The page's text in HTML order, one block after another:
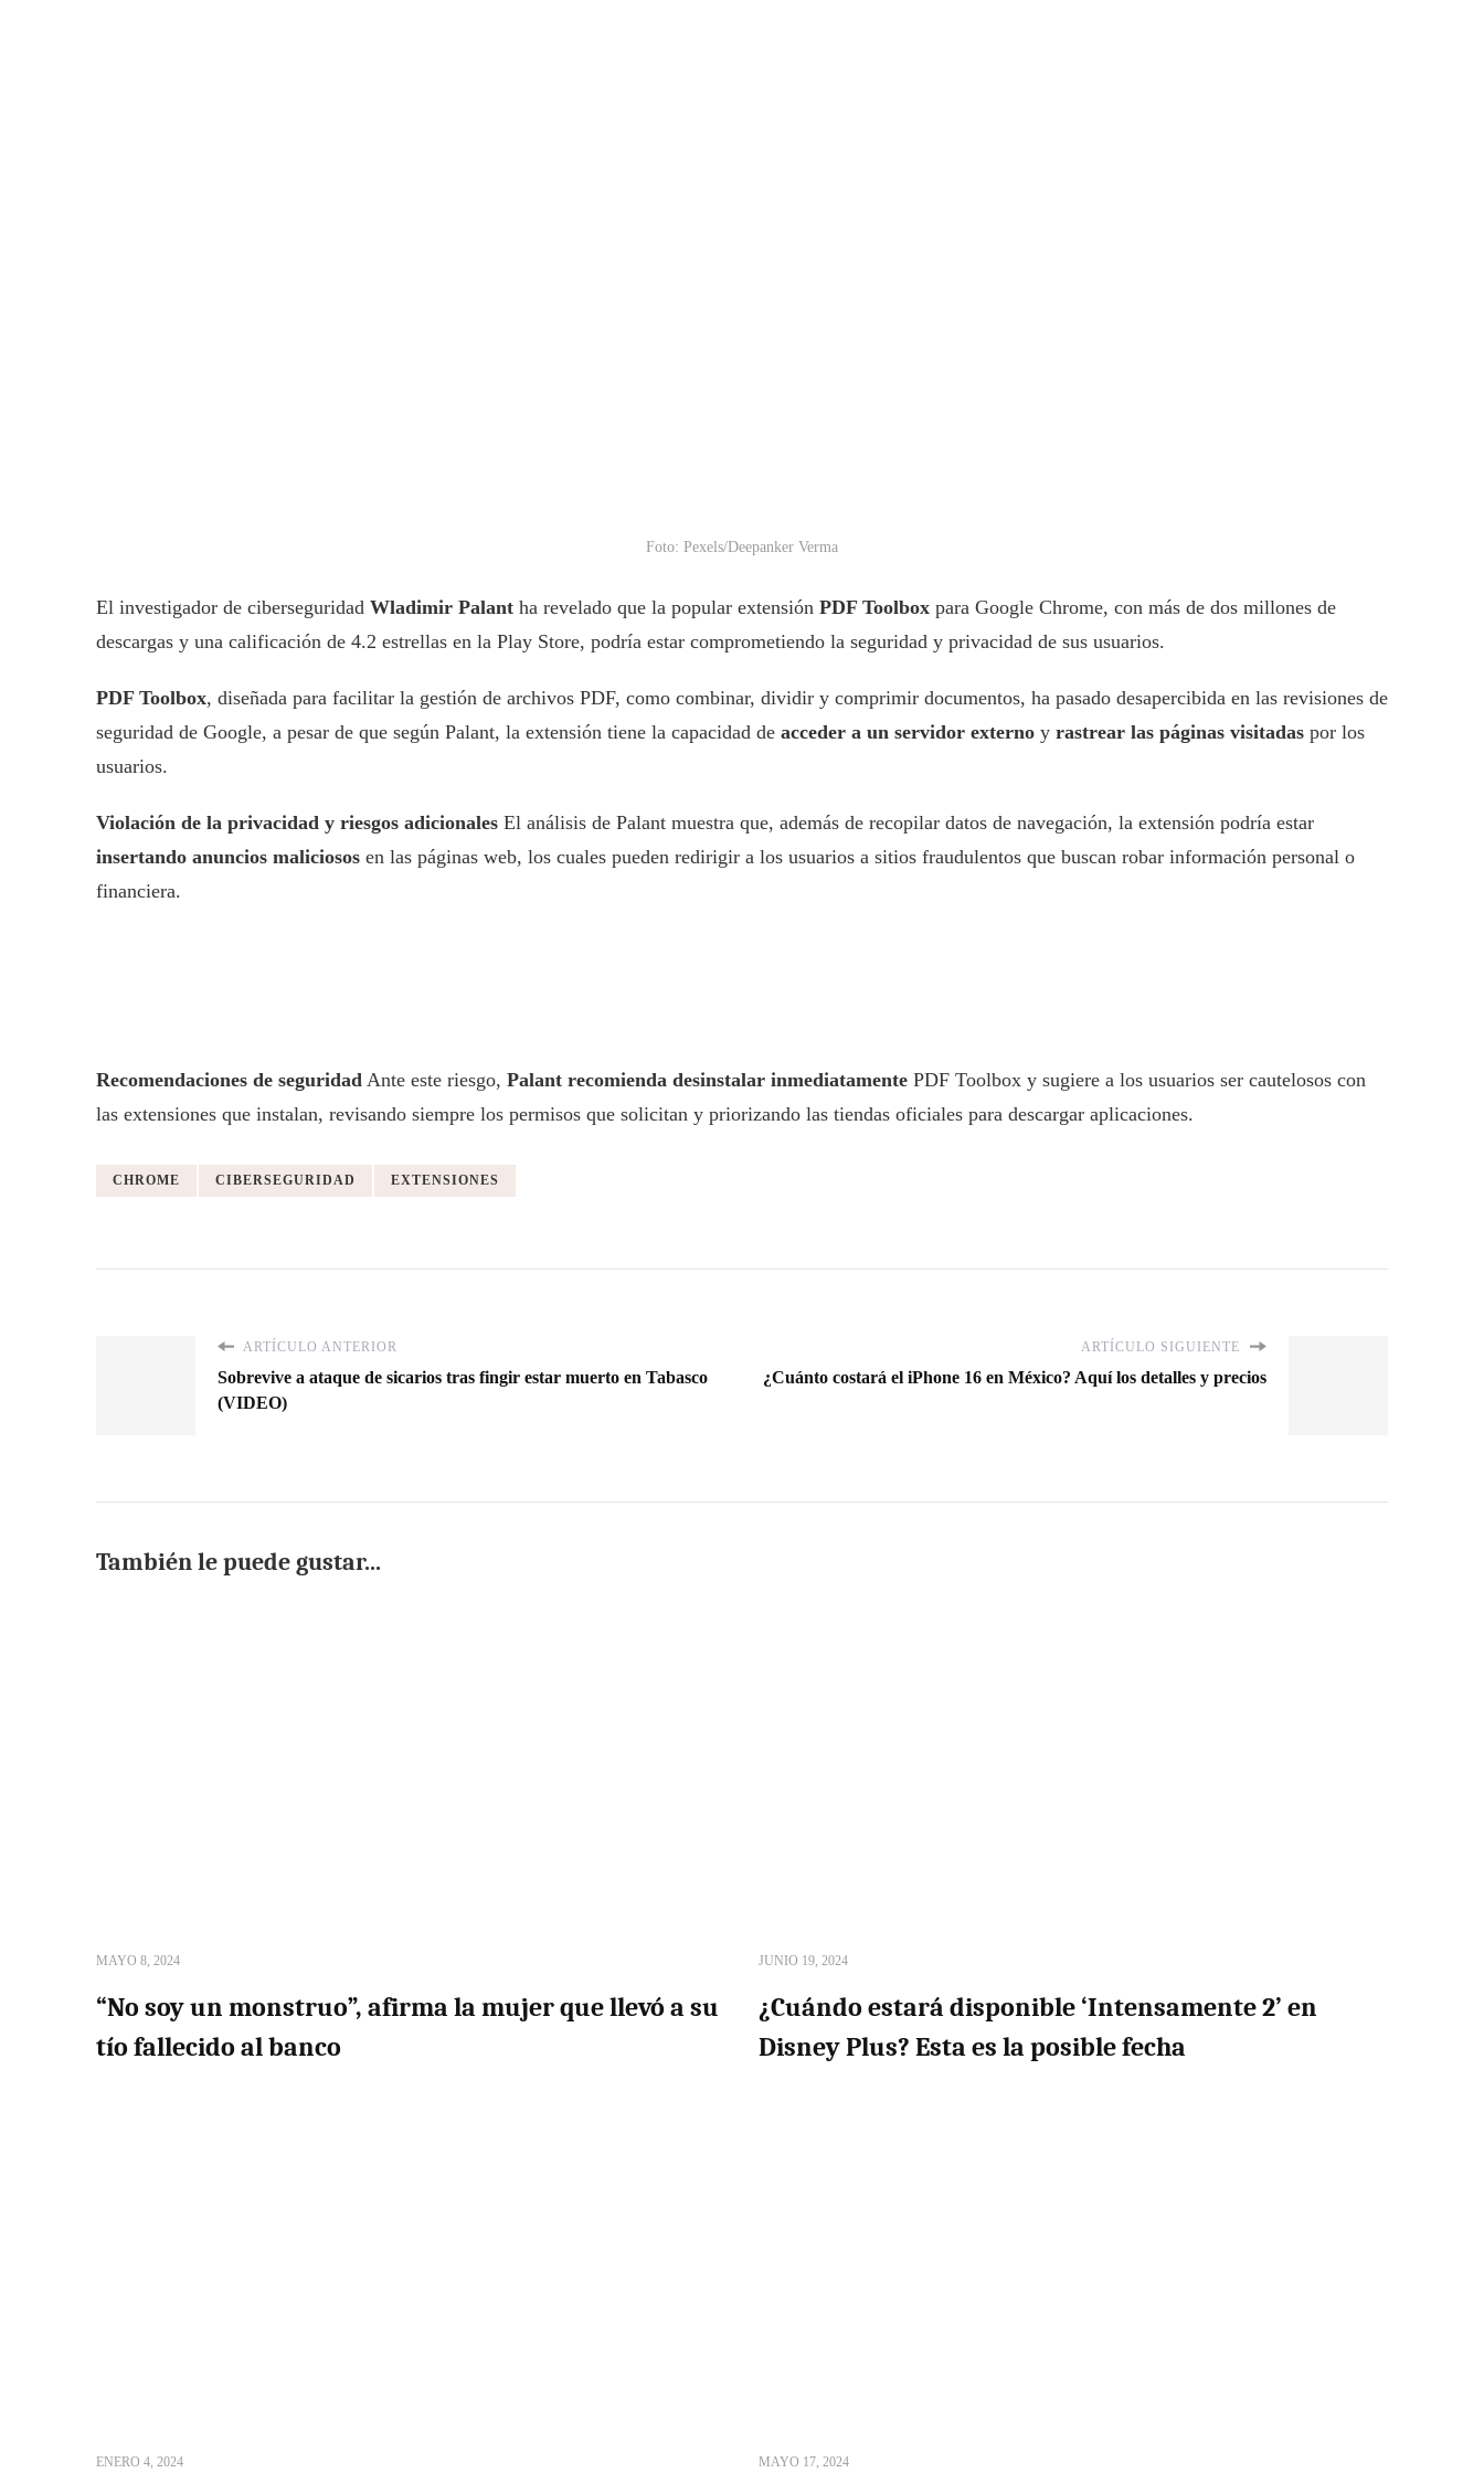
Foto: Pexels/Deepanker Verma
El investigador de ciberseguridad Wladimir Palant ha revelado que la popular extensión PDF Toolbox para Google Chrome, con más de dos millones de
descargas y una calificación de 4.2 estrellas en la Play Store, podría estar comprometiendo la seguridad y privacidad de sus usuarios.
PDF Toolbox, diseñada para facilitar la gestión de archivos PDF, como combinar, dividir y comprimir documentos, ha pasado desapercibida en las revisiones de
seguridad de Google, a pesar de que según Palant, la extensión tiene la capacidad de acceder a un servidor externo y rastrear las páginas visitadas por los
usuarios.
Violación de la privacidad y riesgos adicionales El análisis de Palant muestra que, además de recopilar datos de navegación, la extensión podría estar
insertando anuncios maliciosos en las páginas web, los cuales pueden redirigir a los usuarios a sitios fraudulentos que buscan robar información personal o
financiera.
Recomendaciones de seguridad Ante este riesgo, Palant recomienda desinstalar inmediatamente PDF Toolbox y sugiere a los usuarios ser cautelosos con
las extensiones que instalan, revisando siempre los permisos que solicitan y priorizando las tiendas oficiales para descargar aplicaciones.
CHROME CIBERSEGURIDAD EXTENSIONES
ARTÍCULO ANTERIOR
Sobrevive a ataque de sicarios tras fingir estar muerto en Tabasco
(VIDEO)
ARTÍCULO SIGUIENTE
¿Cuánto costará el iPhone 16 en México? Aquí los detalles y precios
También le puede gustar...
MAYO 8, 2024
“No soy un monstruo”, afirma la mujer que llevó a su
tío fallecido al banco
JUNIO 19, 2024
¿Cuándo estará disponible ‘Intensamente 2’ en
Disney Plus? Esta es la posible fecha
ENERO 4, 2024 MAYO 17, 2024